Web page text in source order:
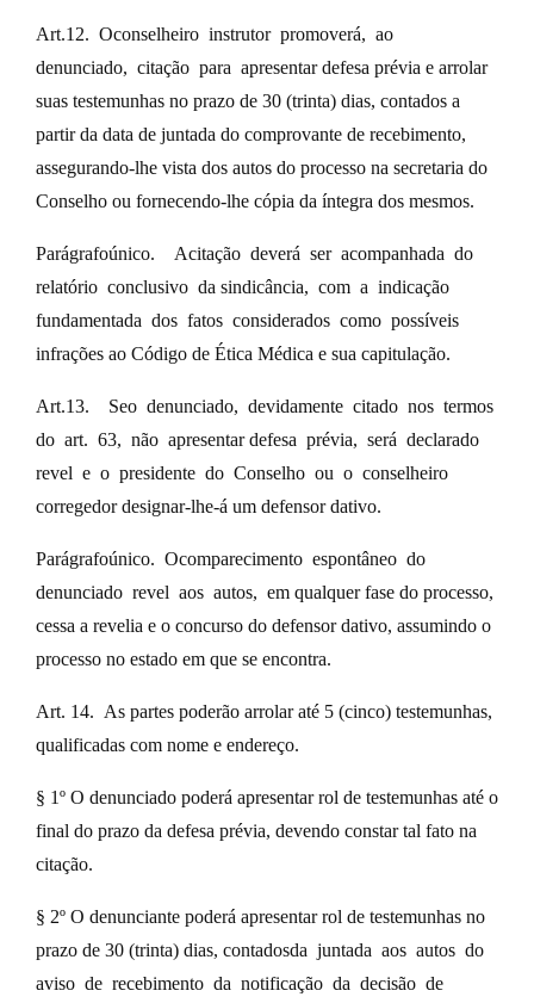
Art.12. Oconselheiro instrutor promoverá, ao
denunciado, citação para apresentar defesa prévia e arrolar
suas testemunhas no prazo de 30 (trinta) dias, contados a
partir da data de juntada do comprovante de recebimento,
assegurando-lhe vista dos autos do processo na secretaria do
Conselho ou fornecendo-lhe cópia da íntegra dos mesmos.
Parágrafoúnico. Acitação deverá ser acompanhada do
relatório conclusivo da sindicância, com a indicação
fundamentada dos fatos considerados como possíveis
infrações ao Código de Ética Médica e sua capitulação.
Art.13. Seo denunciado, devidamente citado nos termos
do art. 63, não apresentar defesa prévia, será declarado
revel e o presidente do Conselho ou o conselheiro
corregedor designar-lhe-á um defensor dativo.
Parágrafoúnico. Ocomparecimento espontâneo do
denunciado revel aos autos, em qualquer fase do processo,
cessa a revelia e o concurso do defensor dativo, assumindo o
processo no estado em que se encontra.
Art. 14. As partes poderão arrolar até 5 (cinco) testemunhas,
qualificadas com nome e endereço.
§ 1º O denunciado poderá apresentar rol de testemunhas até o
final do prazo da defesa prévia, devendo constar tal fato na
citação.
§ 2º O denunciante poderá apresentar rol de testemunhas no
prazo de 30 (trinta) dias, contadosda juntada aos autos do
aviso de recebimento da notificação da decisão de